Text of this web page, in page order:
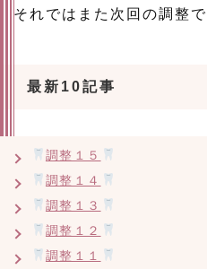
それではまた次回の調整で
最新10記事
調整１５
調整１４
調整１３
調整１２
調整１１